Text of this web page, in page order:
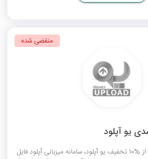
با وارد کردن کد تخفیف از %10 تخفیف یو آپلود، سامانه میزبانی آپلود فایل
منقضی شده